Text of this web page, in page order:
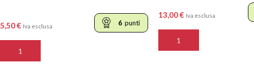
5,50€ Iva esclusa 6 punti
AGGIUNGI AL CARRELLO
13,00€ Iva esclusa
AGGIUNGI AL CARRELLO